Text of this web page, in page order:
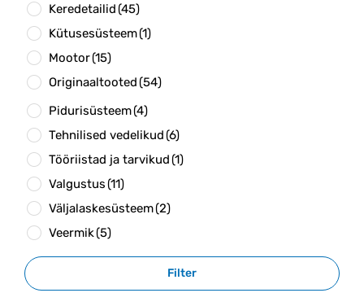
Keredetailid(45)
Kütusesüsteem(1)
Mootor(15)
Originaaltooted(54)
Pidurisüsteem(4)
Tehnilised vedelikud(6)
Tööriistad ja tarvikud(1)
Valgustus(11)
Väljalaskesüsteem(2)
Veermik(5)
Filter